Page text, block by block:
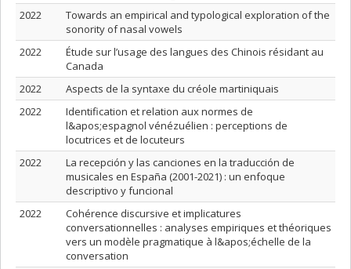
2022
Towards an empirical and typological exploration of the
sonority of nasal vowels
2022
Étude sur l’usage des langues des Chinois résidant au
Canada
2022
Aspects de la syntaxe du créole martiniquais
2022
Identification et relation aux normes de
l&apos;espagnol vénézuélien : perceptions de
locutrices et de locuteurs
2022
La recepción y las canciones en la traducción de
musicales en España (2001-2021) : un enfoque
descriptivo y funcional
2022
Cohérence discursive et implicatures
conversationnelles : analyses empiriques et théoriques
vers un modèle pragmatique à l&apos;échelle de la
conversation